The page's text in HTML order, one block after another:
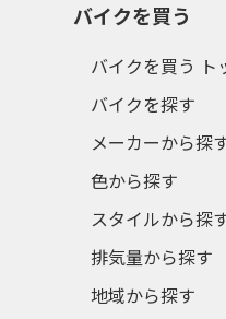
バイクを買う
バイクを買う ト
バイクを探す
メーカーから探
色から探す
スタイルから探
排気量から探す
地域から探す